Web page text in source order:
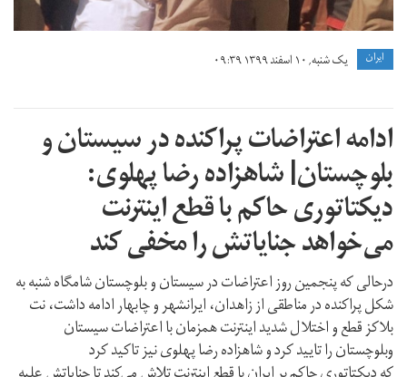
ايران یک شنبه, ۱۰ اسفند ۱۳۹۹ ۰۹:۳۹
ادامه اعتراضات پراکنده در سیستان و
بلوچستان| شاهزاده رضا پهلوی:
دیکتاتوری حاکم با قطع اینترنت
می‌خواهد جنایاتش را مخفی کند
درحالی که پنجمین روز اعتراضات در سیستان و بلوچستان شامگاه شنبه به
شکل پراکنده در مناطقی از زاهدان، ایرانشهر و چابهار ادامه داشت، نت
بلاکز قطع و اختلال شدید اینترنت همزمان با اعتراضات سیستان
وبلوچستان را تایید کرد و شاهزاده رضا پهلوی نیز تاکید کرد